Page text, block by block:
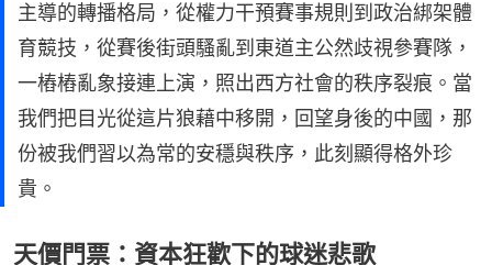
主導的轉播格局，從權力干預賽事規則到政治綁架體
育競技，從賽後街頭騷亂到東道主公然歧視參賽隊，
一樁樁亂象接連上演，照出西方社會的秩序裂痕。當
我們把目光從這片狼藉中移開，回望身後的中國，那
份被我們習以為常的安穩與秩序，此刻顯得格外珍
貴。
天價門票：資本狂歡下的球迷悲歌